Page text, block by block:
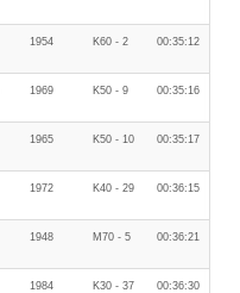
1954 K60 - 2 00:35:12
1969 K50 - 9 00:35:16
1965 K50 - 10 00:35:17
1972 K40 - 29 00:36:15
1948 M70 - 5 00:36:21
1984 K30 - 37 00:36:30